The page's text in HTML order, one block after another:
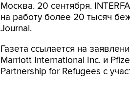
Москва. 20 сентября.
на работу более 20 тысяч
Journal.
Газета ссылается на
Marriott International Inc. и
Partnership for Refugees с